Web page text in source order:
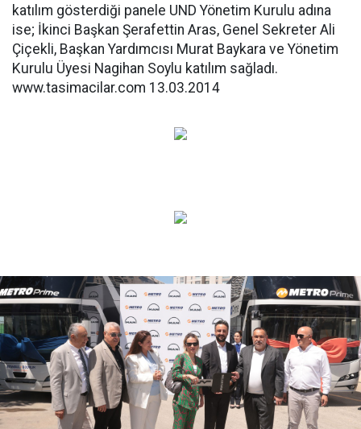
katılım gösterdiği panele UND Yönetim Kurulu adına
ise; İkinci Başkan Şerafettin Aras, Genel Sekreter Ali
Çiçekli, Başkan Yardımcısı Murat Baykara ve Yönetim
Kurulu Üyesi Nagihan Soylu katılım sağladı.
www.tasimacilar.com 13.03.2014